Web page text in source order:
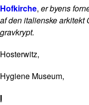
Hofkirche, er byens
af den italienske arkitekt
gravkrypt.
Hosterwitz,
Hygiene Museum,
I